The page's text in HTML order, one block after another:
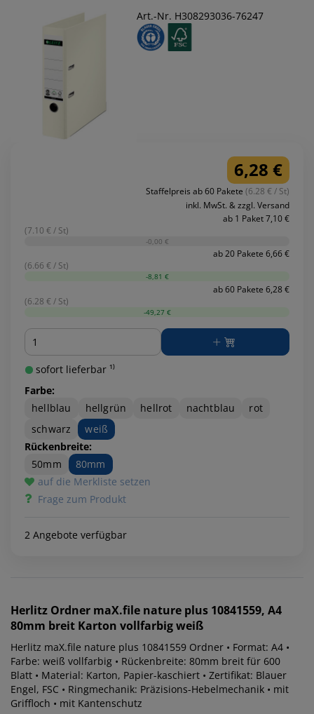
Art.-Nr. H308293036-76247
6,28 €
Staffelpreis ab 60 Pakete (6.28 € / St)
inkl. MwSt. & zzgl. Versand
ab 1 Paket 7,10 €
(7.10 € / St)
-0,00 €
ab 20 Pakete 6,66 €
(6.66 € / St)
-8,81 €
ab 60 Pakete 6,28 €
(6.28 € / St)
-49,27 €
Menge
sofort lieferbar ¹⁾
Farbe:
hellblau
hellgrün hellrot nachtblau
rot
schwarz
weiß
Rückenbreite:
50mm
80mm
auf die Merkliste setzen
Frage zum Produkt
2 Angebote verfügbar
Herlitz Ordner maX.file nature plus 10841559, A4
80mm breit Karton vollfarbig weiß
Herlitz maX.file nature plus 10841559 Ordner • Format: A4 •
Farbe: weiß vollfarbig • Rückenbreite: 80mm breit für 600
Blatt • Material: Karton, Papier-kaschiert • Zertifikat: Blauer
Engel, FSC • Ringmechanik: Präzisions-Hebelmechanik • mit
Griffloch • mit Kantenschutz